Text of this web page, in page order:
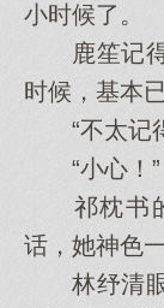
小时候了。
鹿笙记得
时候，基本
“不太记
“小心！”
祁枕书的
话，她神色
林纾清眼